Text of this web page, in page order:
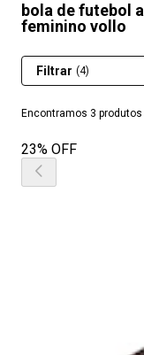
bola de futebol
feminino vollo
Encontramos 3 produtos
Filtrar (4)
23% OFF